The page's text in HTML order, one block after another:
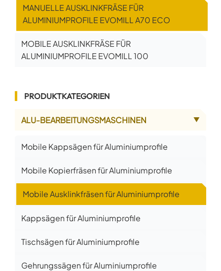
MANUELLE AUSKLINKFRÄSE FÜR
ALUMINIUMPROFILE EVOMILL A70 ECO
MOBILE AUSKLINKFRÄSE FÜR
ALUMINIUMPROFILE EVOMILL 100
PRODUKTKATEGORIEN
ALU-BEARBEITUNGSMASCHINEN ▲
Mobile Kappsägen für Aluminiumprofile
Mobile Kopierfräsen für Aluminiumprofile
Mobile Ausklinkfräsen für Aluminiumprofile
Kappsägen für Aluminiumprofile
Tischsägen für Aluminiumprofile
Gehrungssägen für Aluminiumprofile